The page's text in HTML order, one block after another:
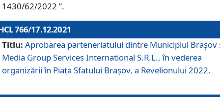
1430/62/2022 ”.
766/17.12.2021
Titlu: Aprobarea parteneriatului dintre Municipiul Brașov
Media Group Services International S.R.L., în vederea
organizării în Piața Sfatului Brașov, a Revelionului 2022.